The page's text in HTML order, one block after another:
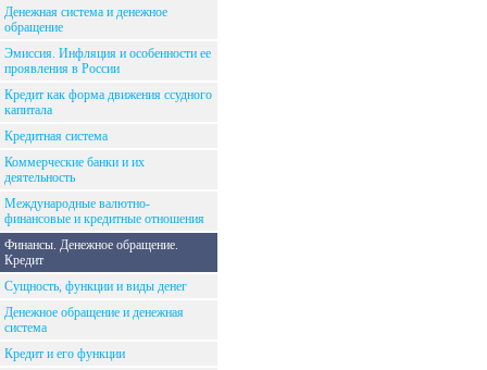
Денежная система и денежное
обращение
Эмиссия. Инфляция и особенности ее
проявления в России
Кредит как форма движения ссудного
капитала
Кредитная система
Коммерческие банки и их
деятельность
Международные валютно-
финансовые и кредитные отношения
Финансы. Денежное обращение.
Кредит
Сущность, функции и виды денег
Денежное обращение и денежная
система
Кредит и его функции